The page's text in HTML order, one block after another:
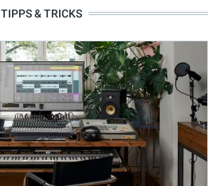
TIPPS & TRICKS